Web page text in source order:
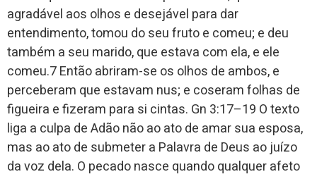
agradável aos olhos e desejável para dar
entendimento, tomou do seu fruto e comeu; e deu
também a seu marido, que estava com ela, e ele
comeu.7 Então abriram-se os olhos de ambos, e
perceberam que estavam nus; e coseram folhas de
figueira e fizeram para si cintas. Gn 3:17–19 O texto
liga a culpa de Adão não ao ato de amar sua esposa,
mas ao ato de submeter a Palavra de Deus ao juízo
da voz dela. O pecado nasce quando qualquer afeto